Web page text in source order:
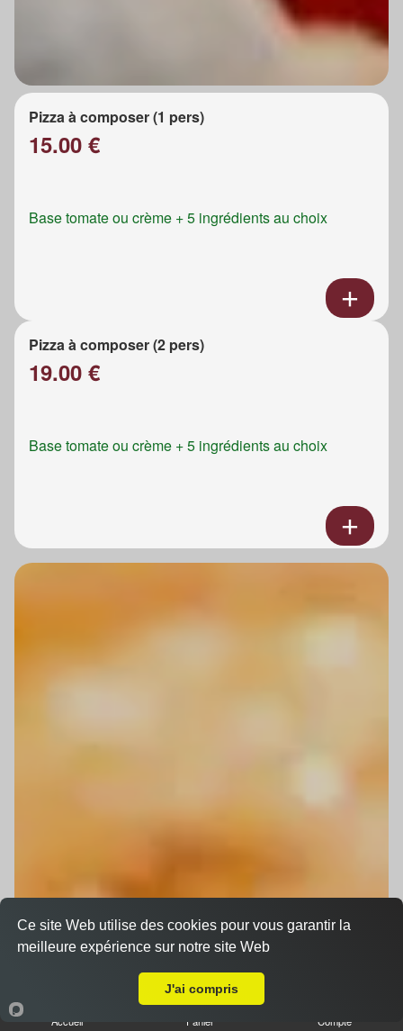
Pizza à composer (1 pers)
15.00 €
Base tomate ou crème + 5 ingrédients au choix
Pizza à composer (2 pers)
19.00 €
Base tomate ou crème + 5 ingrédients au choix
Accueil Panier Compte
Ce site Web utilise des cookies pour vous garantir la
meilleure expérience sur notre site Web
J'ai compris